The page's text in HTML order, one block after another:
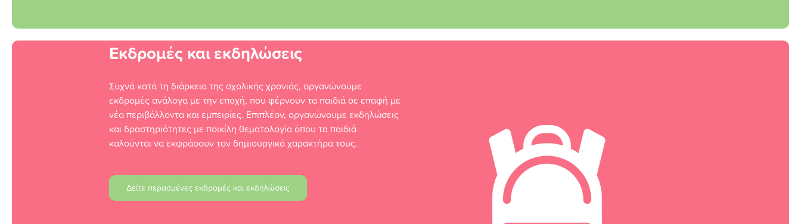
Εκδρομές και εκδηλώσεις
Συχνά κατά τη διάρκεια της σχολικής χρονιάς, οργανώνουμε
εκδρομές ανάλογα με την εποχή, που φέρνουν τα παιδιά σε επαφή με
νέα περιβάλλοντα και εμπειρίες. Επιπλέον, οργανώνουμε εκδηλώσεις
και δραστηριότητες με ποικίλη θεματολογία όπου τα παιδιά
καλούνται να εκφράσουν τον δημιουργικό χαρακτήρα τους.
Δείτε περασμένες εκδρομές και εκδηλώσεις